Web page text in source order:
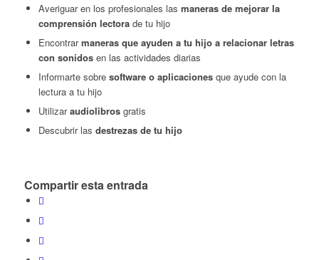
Averiguar en los profesionales las maneras de mejorar la
comprensión lectorade tu hijo
Encontrarmaneras que ayuden a tu hijo a relacionar letras
con sonidosen las actividades diarias
Informarte sobre software o aplicacionesque ayude con la
lectura a tu hijo
Utilizaraudiolibrosgratis
Descubrir las destrezas de tu hijo
Compartir esta entrada